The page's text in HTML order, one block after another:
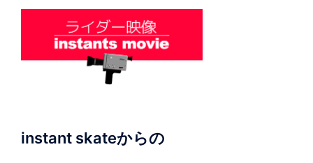
instant skateからの